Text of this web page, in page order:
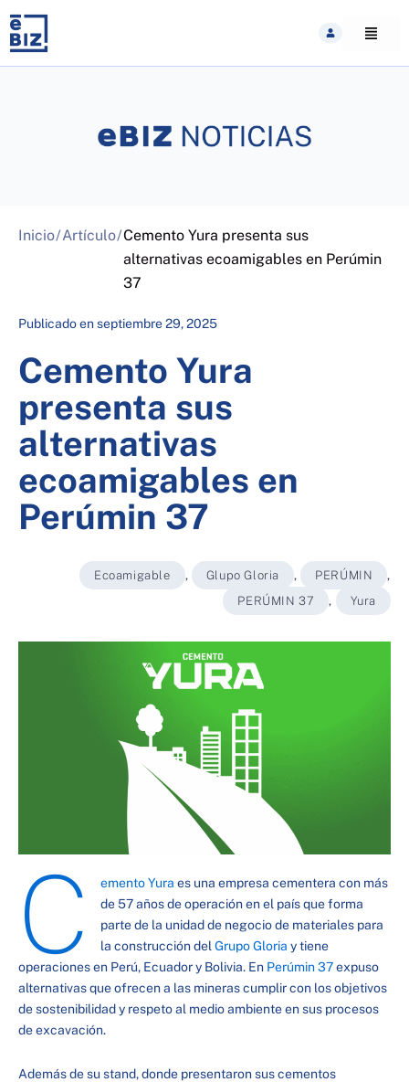
content
Inicio/Artículo/Cemento Yura presenta sus
alternativas ecoamigables en Perúmin
37
Publicado enseptiembre 29, 2025
Cemento Yura
presenta sus
alternativas
ecoamigables en
Perúmin 37
Ecoamigable , Glupo Gloria , PERÚMIN
,
PERÚMIN 37
, Yura
C emento Yura es una empresa cementera con más
de 57 años de operación en el país que forma
parte de la unidad de negocio de materiales para
la construcción delGrupo Gloria y tiene
operaciones en Perú, Ecuador y Bolivia. En Perúmin 37expuso
alternativas que ofrecen a las mineras cumplir con los objetivos
de sostenibilidad y respeto al medio ambiente en sus procesos
de excavación.
Además de su stand, donde presentaron sus cementos